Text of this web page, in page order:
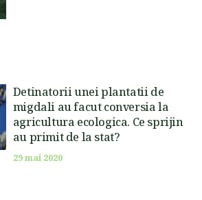
Detinatorii unei plantatii de
migdali au facut conversia la
agricultura ecologica. Ce sprijin
au primit de la stat?
29 mai 2020